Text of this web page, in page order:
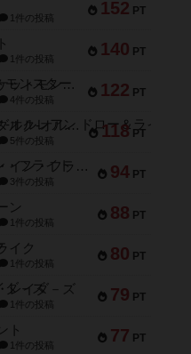
152 PT
1件の投稿
140 PT
1件の投稿
122 PT
ドブル：ポケットモンスター
4件の投稿
118 PT
ジャンヌ・ダルク-オルレアン ドロー＆ライト
5件の投稿
94 PT
ファースト・イン・フライト
3件の投稿
88 PT
ン
1件の投稿
80 PT
イク
1件の投稿
79 PT
レイダ－ズ
1件の投稿
77 PT
ト
1件の投稿